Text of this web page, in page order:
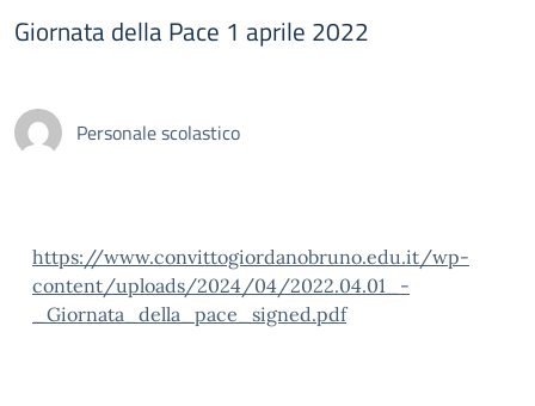
Giornata della Pace 1 aprile 2022
Personale scolastico
https://www.convittogiordanobruno.edu.it/wp-
content/uploads/2024/04/2022.04.01_-
_Giornata_della_pace_signed.pdf